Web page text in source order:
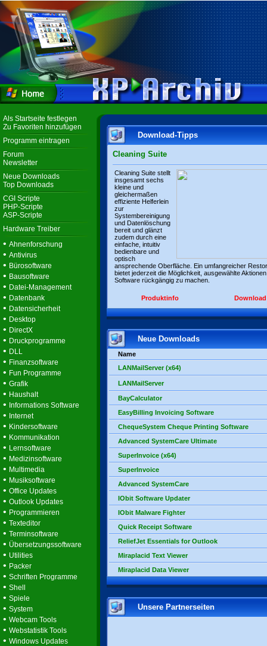
Als Startseite festlegen
Zu Favoriten hinzufügen
Programm eintragen
Forum
Newsletter
Neue Downloads
Top Downloads
CGI Scripte
PHP-Scripte
ASP-Scripte
Hardware Treiber
• Ahnenforschung
• Antivirus
• Bürosoftware
• Bausoftware
• Datei-Management
• Datenbank
• Datensicherheit
• Desktop
• DirectX
• Druckprogramme
• DLL
• Finanzsoftware
• Fun Programme
• Grafik
• Haushalt
• Informations Software
• Internet
• Kindersoftware
• Kommunikation
• Lernsoftware
• Medizinsoftware
• Multimedia
• Musiksoftware
• Office Updates
• Outlook Updates
• Programmieren
• Texteditor
• Terminsoftware
• Übersetzungssoftware
• Utilities
• Packer
• Schriften Programme
• Shell
• Spiele
• System
• Webcam Tools
• Webstatistik Tools
• Windows Updates
Download-Tipps
Cleaning Suite
Cleaning Suite stellt
insgesamt sechs
kleine und
gleichermaßen
effiziente Helferlein
zur
Systembereinigung
und Datenlöschung
bereit und glänzt
zudem durch eine
einfache, intuitiv
bedienbare und
optisch
ansprechende Oberfläche. Ein umfangreicher
bietet jederzeit die Möglichkeit, ausgewählte
Software rückgängig zu machen.
Produktinfo Download
Neue Downloads
Name
LANMailServer (x64)
LANMailServer
BayCalculator
EasyBilling Invoicing Software
ChequeSystem Cheque Printing Software
Advanced SystemCare Ultimate
SuperInvoice (x64)
SuperInvoice
Advanced SystemCare
IObit Software Updater
IObit Malware Fighter
Quick Receipt Software
ReliefJet Essentials for Outlook
Miraplacid Text Viewer
Miraplacid Data Viewer
Unsere Partnerseiten